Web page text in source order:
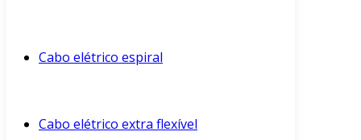
Cabo elétrico espiral
Cabo elétrico extra flexível